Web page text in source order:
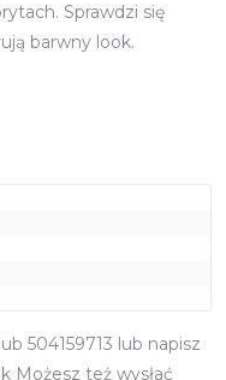
Sprawdzi się
barwny look.
504159713 lub napisz
Możesz też wysłać